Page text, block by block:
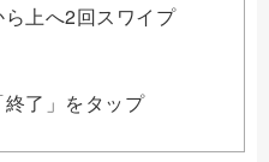
上へ2回スワイプ
了」をタップ